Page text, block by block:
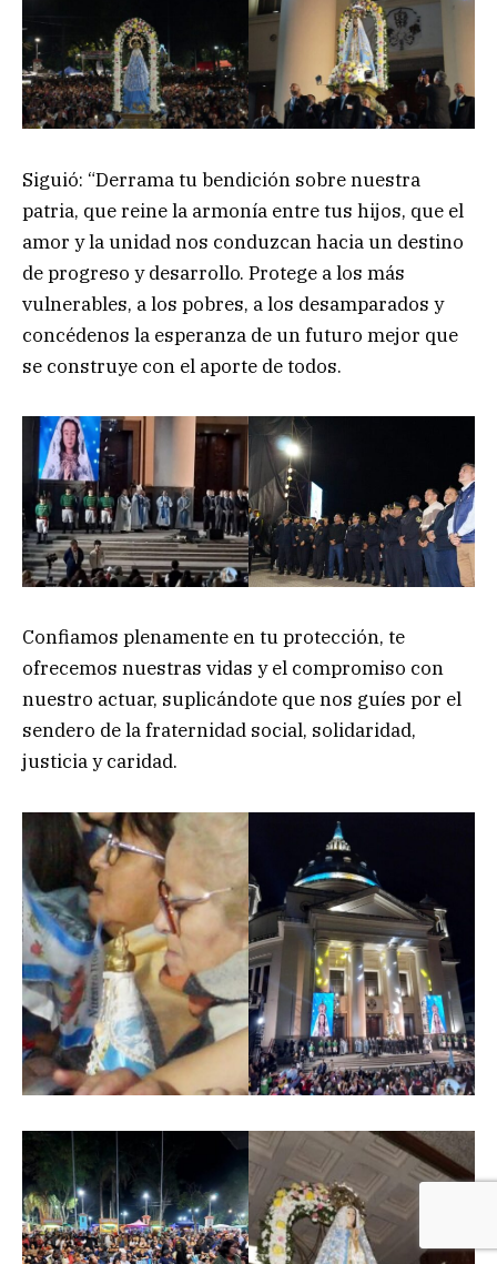
Siguió: “Derrama tu bendición sobre nuestra
patria, que reine la armonía entre tus hijos, que el
amor y la unidad nos conduzcan hacia un destino
de progreso y desarrollo. Protege a los más
vulnerables, a los pobres, a los desamparados y
concédenos la esperanza de un futuro mejor que
se construye con el aporte de todos.
Confiamos plenamente en tu protección, te
ofrecemos nuestras vidas y el compromiso con
nuestro actuar, suplicándote que nos guíes por el
sendero de la fraternidad social, solidaridad,
justicia y caridad.